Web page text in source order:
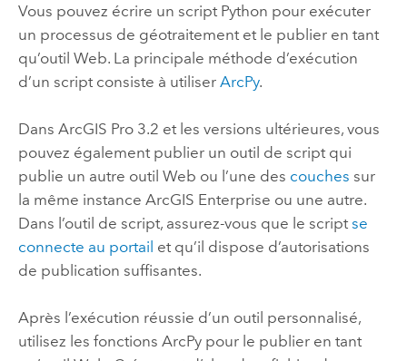
Vous pouvez écrire un script Python pour exécuter
un processus de géotraitement et le publier en tant
qu’outil Web. La principale méthode d’exécution
d’un script consiste à utiliser ArcPy.
Dans ArcGIS Pro 3.2 et les versions ultérieures, vous
pouvez également publier un outil de script qui
publie un autre outil Web ou l’une des couches sur
la même instance ArcGIS Enterprise ou une autre.
Dans l’outil de script, assurez-vous que le script se
connecte au portail et qu’il dispose d’autorisations
de publication suffisantes.
Après l’exécution réussie d’un outil personnalisé,
utilisez les fonctions ArcPypour le publier en tant